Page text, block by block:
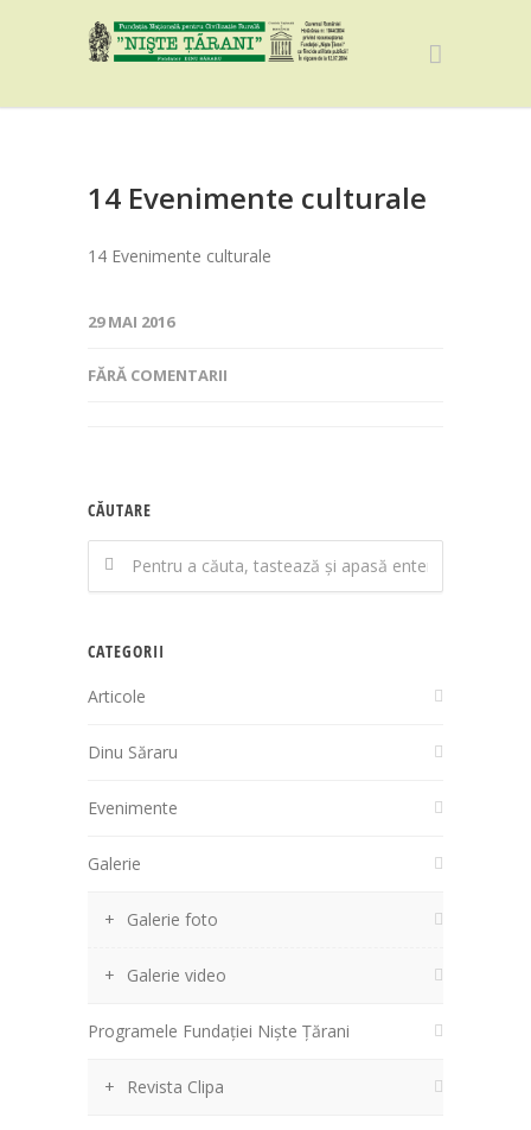
14 Evenimente culturale
14 Evenimente culturale
29 MAI 2016
FĂRĂ COMENTARII
CĂUTARE
CATEGORII
Articole
Dinu Săraru
Evenimente
Galerie
Galerie foto
Galerie video
Programele Fundației Niște Țărani
Revista Clipa